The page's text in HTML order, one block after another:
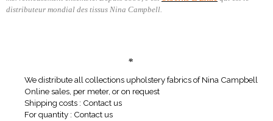
distributeur mondial des tissus Nina Campbell.
*
We distribute all collections upholstery fabrics of Nina Campbell
Online sales, per meter, or on request
Shipping costs : Contact us
For quantity : Contact us